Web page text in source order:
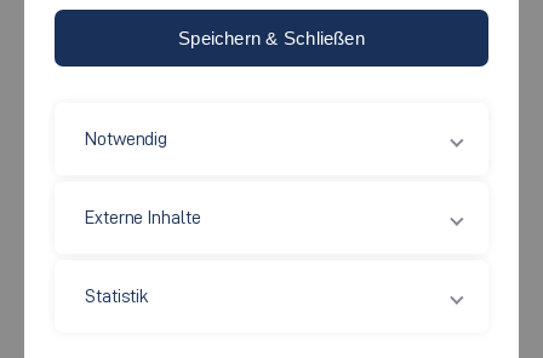
Speichern & Schließen
Notwendig
Externe Inhalte
Statistik